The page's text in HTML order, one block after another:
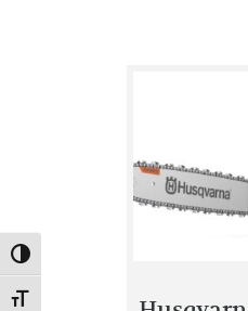
Toggle High Contrast
Toggle Font size